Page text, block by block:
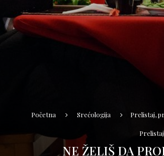
Početna Srećologija Prelistaj,
NE ŽELIŠ DA